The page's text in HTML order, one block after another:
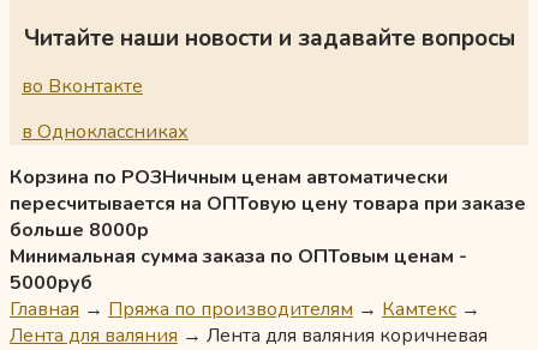
Читайте наши новости и задавайте вопросы
во Вконтакте
в Одноклассниках
Корзина по РОЗНичным ценам автоматически
пересчитывается на ОПТовую цену товара при заказе
больше 8000р
Минимальная сумма заказа по ОПТовым ценам -
5000руб
Главная → Пряжа по производителям → Камтекс →
Лента для валяния → Лента для валяния коричневая